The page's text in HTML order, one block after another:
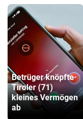
Betrüger knöpfte
Tiroler (71)
kleines Vermögen
ab